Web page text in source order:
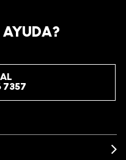
INFORMACIÓN
AYUDA?
7357